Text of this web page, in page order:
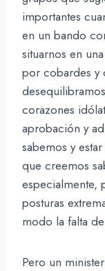
importantes
en un bando
situarnos en
por cobardes y
corazones
aprobación y
sabemos y
que creemos
especialmente,
posturas
modo la falta
Pero un